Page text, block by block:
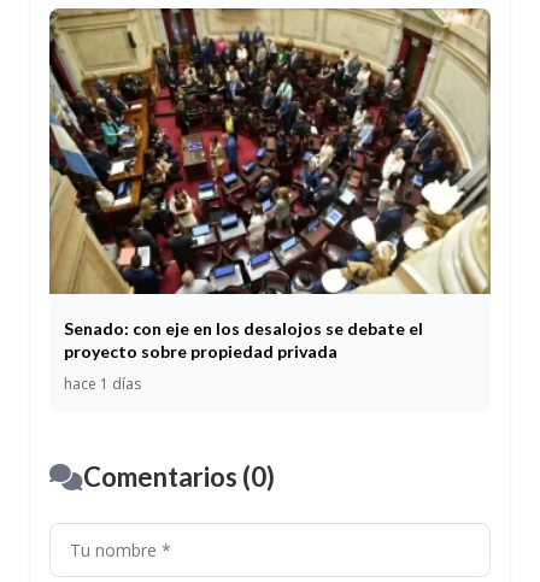
Senado: con eje en los desalojos se debate el
proyecto sobre propiedad privada
hace 1 días
Comentarios (0)